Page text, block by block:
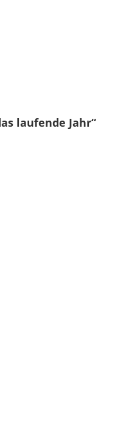
laufende Jahr“